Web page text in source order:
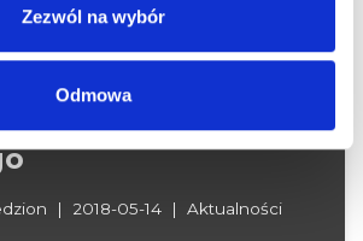
Zezwól na wybór
Odmowa
zagłosowali za
2018-05-14 Aktualności